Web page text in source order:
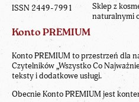
ISSN 2449-7991
Sklep z
naturalnymi
Konto PREMIUM
Konto PREMIUM to przestrzeń dla
Czytelników „Wszystko Co
teksty i dodatkowe usługi.
Obecnie Konto PREMIUM jest